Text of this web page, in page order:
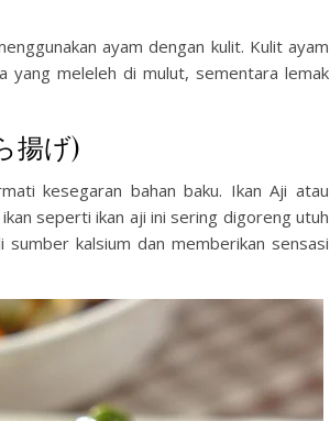
ayam dengan kulit. Kulit ayam
yang meleleh di mulut, sementara lemak
揚げ)
kesegaran bahan baku. Ikan Aji atau
seperti ikan aji ini sering digoreng utuh
kalsium dan memberikan sensasi